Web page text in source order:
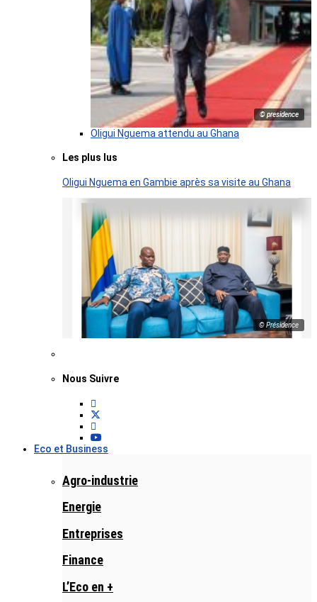
© presidence
Oligui Nguema attendu au Ghana
Les plus lus
Oligui Nguema en Gambie après sa visite au Ghana
© Présidence
Nous Suivre
Eco et Business
Agro-industrie
Energie
Entreprises
Finance
L’Eco en +